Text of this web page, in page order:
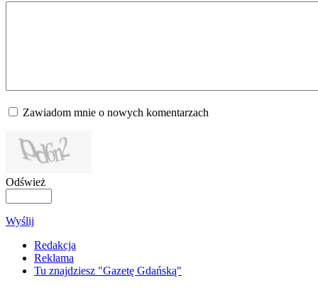
Zawiadom mnie o nowych komentarzach
Odśwież
Wyślij
Redakcja
Reklama
Tu znajdziesz "Gazetę Gdańską"